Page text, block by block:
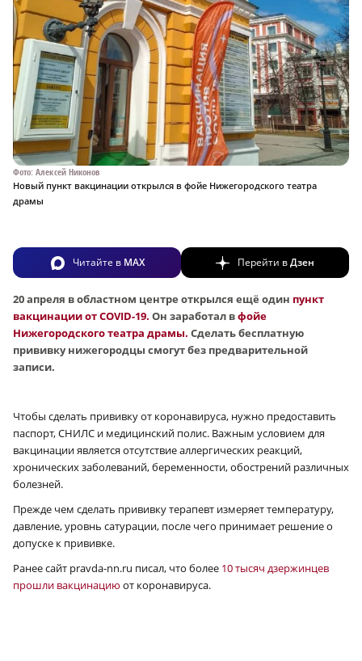
Фото: Алексей Никонов
Новый пункт вакцинации открылся в фойе Нижегородского театра
драмы
Читайте в MAX Перейти вДзен
20 апреля в областном центре открылся ещё один пункт
вакцинации от COVID-19. Он заработал вфойе
Нижегородского театра драмы. Сделать бесплатную
прививку нижегородцы смогут без предварительной
записи.
Чтобы сделать прививку от коронавируса, нужно предоставить
паспорт, СНИЛС и медицинский полис. Важным условием для
вакцинации является отсутствие аллергических реакций,
хронических заболеваний, беременности, обострений различных
болезней.
Прежде чем сделать прививку терапевт измеряет температуру,
давление, уровнь сатурации, после чего принимает решение о
допуске к прививке.
Ранее сайт pravda-nn.ru писал, что более 10 тысяч дзержинцев
прошли вакцинацию от коронавируса.